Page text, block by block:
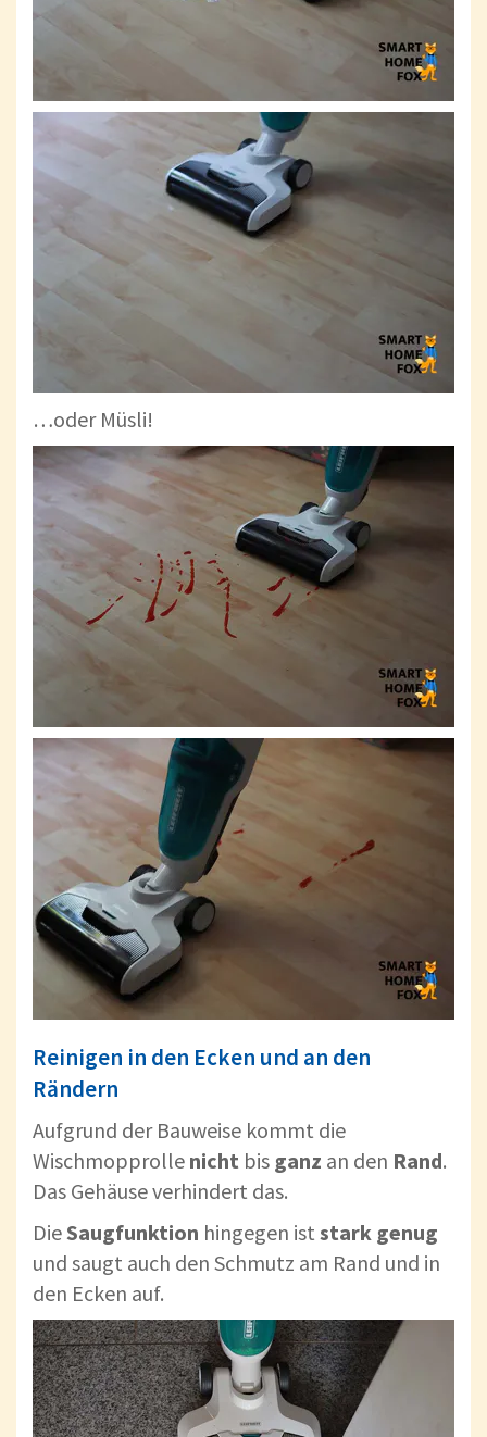
…oder Müsli!
Reinigen in den Ecken und an den
Rändern
Aufgrund der Bauweise kommt die
Wischmopprolle nicht bis ganz an den Rand.
Das Gehäuse verhindert das.
DieSaugfunktion hingegen ist stark genug
und saugt auch den Schmutz am Rand und in
den Ecken auf.